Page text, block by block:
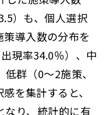
）も、個人選択
導入数の分布を
現率34.0％）、中
群（0～2施策、
を集計すると、
なり、統計的に有